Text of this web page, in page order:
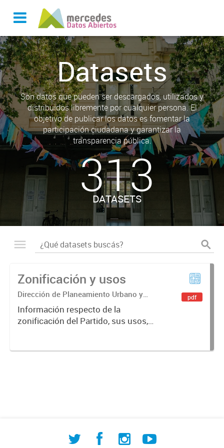
Datasets
Son datos que pueden ser descargados, utilizados y
distribuidos libremente por cualquier persona. El
objetivo de publicar los datos es fomentar la
participación ciudadana y garantizar la
transparencia pública.
313
DATASETS
Zonificación y usos
Dirección de Planeamiento Urbano y
Desarrollo Territorial
Información respecto de la
zonificación del Partido, sus usos,
pdf